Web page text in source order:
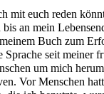
mit euch reden
bis an mein
Buch zum
Sprache seit meiner
um mich
Vor Menschen